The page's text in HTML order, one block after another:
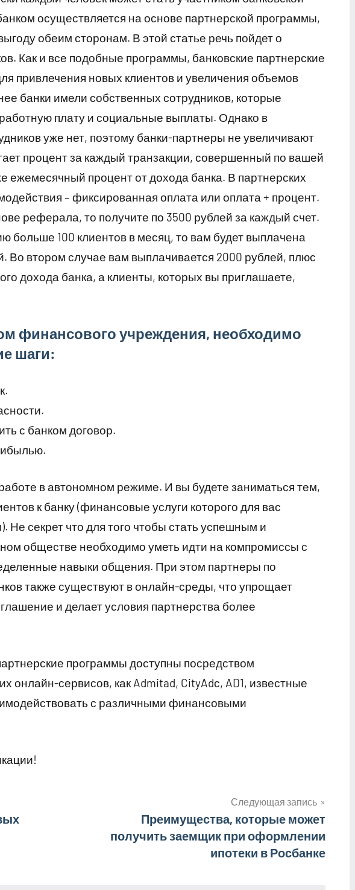
осуществляется на основе партнерской программы,
обеим сторонам. В этой статье речь пойдет о
Как и все подобные программы, банковские партнерские
привлечения новых клиентов и увеличения объемов
банки имели собственных сотрудников, которые
плату и социальные выплаты. Однако в
уже нет, поэтому банки-партнеры не увеличивают
процент за каждый транзакции, совершенный по вашей
ежемесячный процент от дохода банка. В партнерских
– фиксированная оплата или оплата + процент.
реферала, то получите по 3500 рублей за каждый счет.
больше 100 клиентов в месяц, то вам будет выплачена
Во втором случае вам выплачивается 2000 рублей, плюс
дохода банка, а клиенты, которых вы приглашаете,
финансового учреждения, необходимо
шаги:
с банком договор.
в автономном режиме. И вы будете заниматься тем,
к банку (финансовые услуги которого для вас
Не секрет что для того чтобы стать успешным и
обществе необходимо уметь идти на компромиссы с
навыки общения. При этом партнеры по
также существуют в онлайн-среды, что упрощает
и делает условия партнерства более
программы доступны посредством
онлайн-сервисов, как Admitad, CityAdс, AD1, известные
с различными финансовыми
Следующая запись
Преимущества, которые может
получить заемщик при оформлении
ипотеки в Росбанке